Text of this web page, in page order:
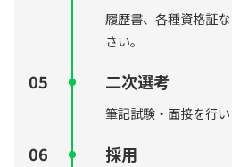
履歴書、各種資格証
さい。
二次選考
筆記試験・面接を行い
採用